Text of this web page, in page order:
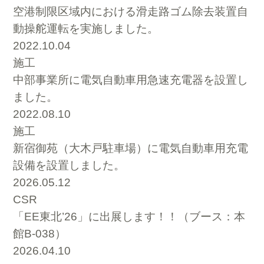
空港制限区域内における滑走路ゴム除去装置自
動操舵運転を実施しました。
2022.10.04
施工
中部事業所に電気自動車用急速充電器を設置し
ました。
2022.08.10
施工
新宿御苑（大木戸駐車場）に電気自動車用充電
設備を設置しました。
2026.05.12
CSR
「EE東北’26」に出展します！！（ブース：本
館B-038）
2026.04.10